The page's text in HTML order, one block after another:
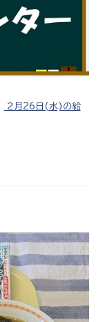
２月26日(水)の給